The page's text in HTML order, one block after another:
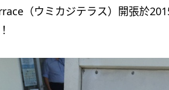
（ウミカジテラス）開張於